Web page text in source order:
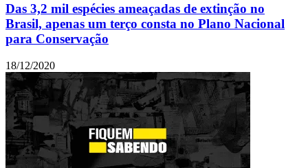
Das 3,2 mil espécies ameaçadas de extinção no
Brasil, apenas um terço consta no Plano Nacional
para Conservação
18/12/2020